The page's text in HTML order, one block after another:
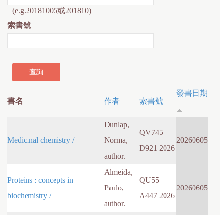
(e.g.20181005或201810)
索書號
書名 作者 索書號
發書日期
Medicinal chemistry /
Dunlap,
Norma,
author.
QV745
D921 2026
20260605
Proteins : concepts in
biochemistry /
Almeida,
Paulo,
author.
QU55
A447 2026
20260605